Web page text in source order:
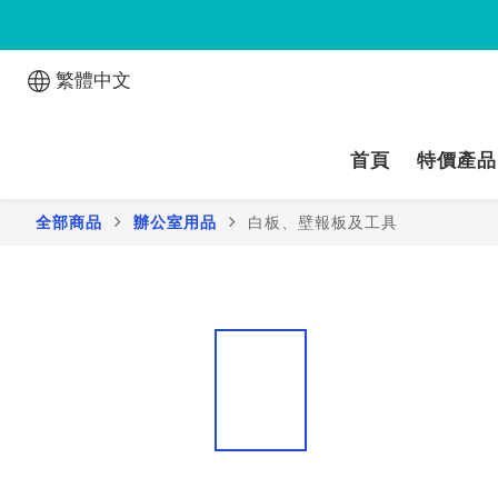
繁體中文
首頁 特價產品
全部商品 辦公室用品 白板、壁報板及工具